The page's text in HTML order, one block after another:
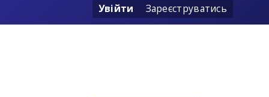
Увійти Зареєструватись